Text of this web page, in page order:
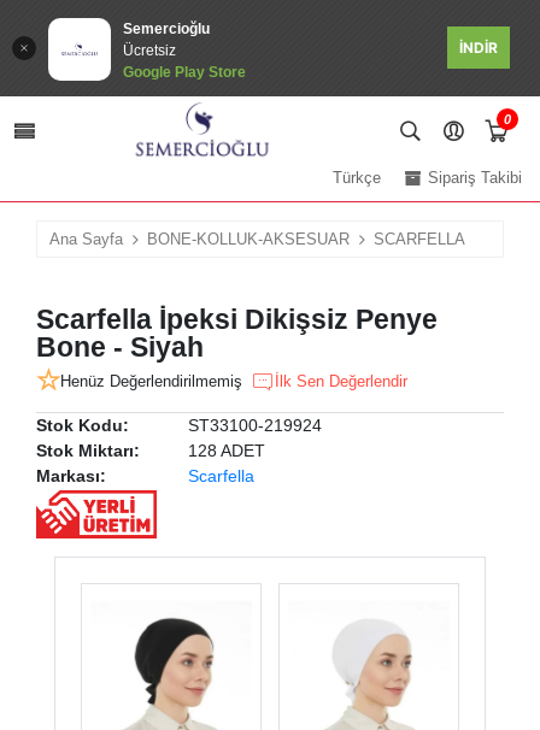
Semercioğlu
Ücretsiz
Google Play Store
İNDİR
0
Sipariş Takibi
Türkçe
Ana Sayfa BONE-KOLLUK-AKSESUAR SCARFELLA
Scarfella İpeksi Dikişsiz Penye
Bone - Siyah
Henüz Değerlendirilmemiş İlk Sen Değerlendir
Stok Kodu:
ST33100-219924
Stok Miktarı:
128 ADET
Markası:
Scarfella